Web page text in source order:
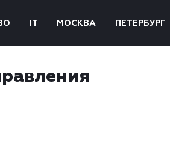
IT МОСКВА ПЕТЕРБУРГ